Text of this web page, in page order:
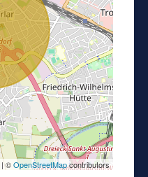
| ©OpenStreetMapcontributors